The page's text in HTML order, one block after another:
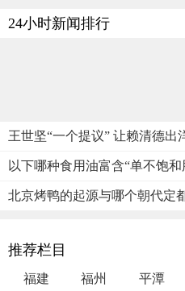
24小时新闻排行
王世坚“一个提议” 让赖清德出
以下哪种食用油富含“单不饱和
北京烤鸭的起源与哪个朝代定
推荐栏目
福建 福州 平潭